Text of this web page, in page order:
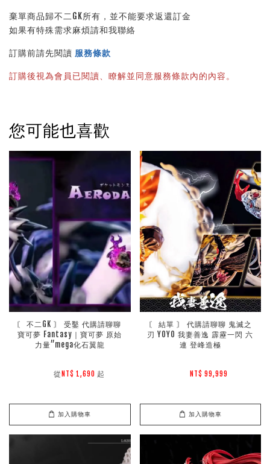
棄單商品歸不二GK所有，並不能要求返還訂金
如果有特殊需求麻煩請和我聯絡
訂購前請先閱讀 服務條款
訂購後視為會員已閱讀、瞭解並同意服務條款內的內容。
您可能也喜歡
〘 不二GK 〙 受鑿 代購請聊聊
寶可夢 Fantasy｜寶可夢 原始
力量”mega化石翼龍
        從
NT$ 1,690 起
加入購物車
〘 結單 〙 代購請聊聊 鬼滅之
刃 YOYO 我妻善逸 霹靂一閃 六
連 登峰造極
NT$ 99,999
加入購物車